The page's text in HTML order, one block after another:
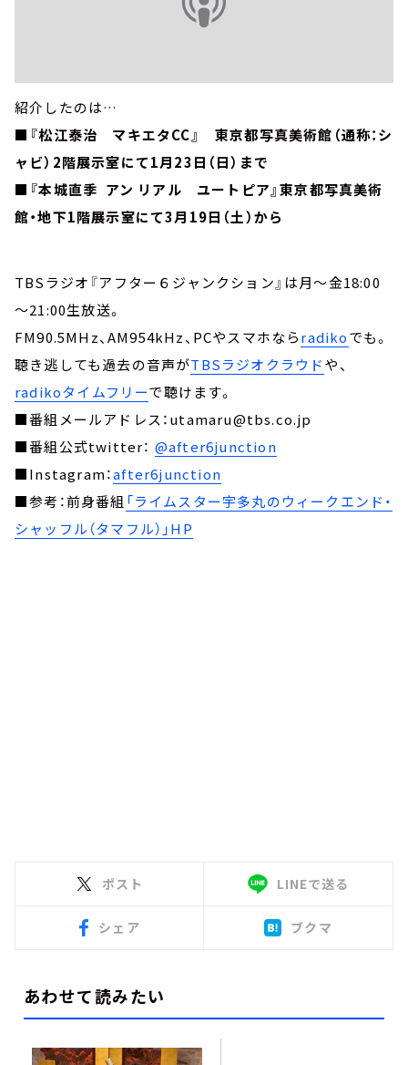
紹介したのは…
■『松江泰治 マキエタCC』 東京都写真美術館（通称：シ
ャビ）2階展示室にて1月23日（日）まで
■『本城直季 アン リアル ユートピア』東京都写真美術
館・地下1階展示室にて3月19日（土）から
TBSラジオ『アフター６ジャンクション』は月～金18:00
～21:00生放送。
FM90.5MHz、AM954kHz、PCやスマホならradikoでも。
聴き逃しても過去の音声がTBSラジオクラウドや、
radikoタイムフリーで聴けます。
■番組メールアドレス：utamaru@tbs.co.jp
■番組公式twitter： @after6junction
■Instagram：after6junction
■参考：前身番組 「ライムスター宇多丸のウィークエンド・
シャッフル（タマフル）」HP
ポスト LINEで送る
シェア ブクマ
あわせて読みたい